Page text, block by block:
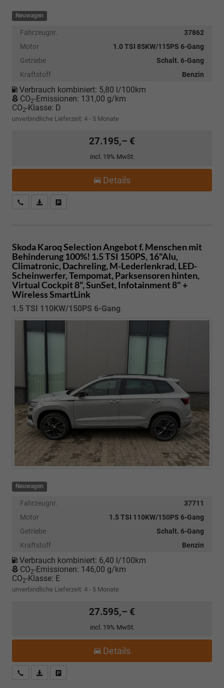
Neuwagen
Fahrzeugnr.
37862
Motor
1.0 TSI 85KW/115PS 6-Gang
Getriebe
Schalt. 6-Gang
Kraftstoff
Benzin
Verbrauch kombiniert: 5,80 l/100km
CO2-Emissionen: 131,00 g/km
CO2-Klasse: D
unverbindliche Lieferzeit: 4 - 5 Monate
27.195,– €
incl. 19% MwSt.
Details
Kostenloser Rückruf-Service
PDF-Datei, Fahrzeugexposé drucken
Skoda KaroqSelection Angebot f. Menschen mit
Behinderung 100%! 1.5 TSI 150PS, 16"Alu,
Climatronic, Dachreling, M-Lederlenkrad, LED-
Scheinwerfer, Tempomat, Parksensoren hinten,
Virtual Cockpit 8", SunSet, Infotainment 8" +
Wireless SmartLink
1.5 TSI 110KW/150PS 6-Gang
Neuwagen
Fahrzeugnr.
37711
Motor
1.5 TSI 110KW/150PS 6-Gang
Getriebe
Schalt. 6-Gang
Kraftstoff
Benzin
Verbrauch kombiniert: 6,40 l/100km
CO2-Emissionen: 146,00 g/km
CO2-Klasse: E
unverbindliche Lieferzeit: 4 - 5 Monate
27.595,– €
incl. 19% MwSt.
Details
Kostenloser Rückruf-Service
PDF-Datei, Fahrzeugexposé drucken